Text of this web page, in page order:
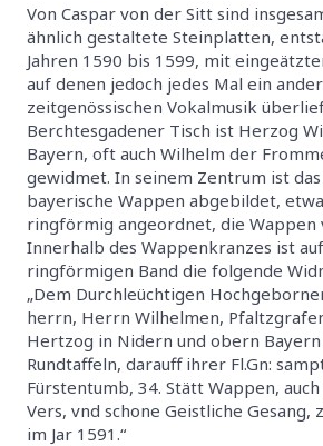
Von Caspar von der Sitt sind
ähnlich gestaltete Steinplatten,
Jahren 1590 bis 1599, mit
auf denen jedoch jedes Mal ein
zeitgenössischen Vokalmusik
Berchtesgadener Tisch ist Herzog
Bayern, oft auch Wilhelm der
gewidmet. In seinem Zentrum ist
bayerische Wappen abgebildet,
ringförmig angeordnet, die Wappen
Innerhalb des Wappenkranzes ist
ringförmigen Band die folgende
„Dem Durchleüchtigen
herrn, Herrn Wilhelmen,
Hertzog in Nidern und obern Bayern
Rundtaffeln, darauff ihrer Fl.Gn:
Fürstentumb, 34. Stätt Wappen,
Vers, vnd schone Geistliche Gesang,
im Jar 1591.“